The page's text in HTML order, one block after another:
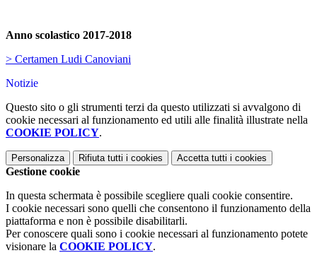
Anno scolastico 2017-2018
> Certamen Ludi Canoviani
Notizie
Questo sito o gli strumenti terzi da questo utilizzati si avvalgono di
cookie necessari al funzionamento ed utili alle finalità illustrate nella
COOKIE POLICY.
Personalizza Rifiuta tutti i cookies Accetta tutti i cookies
Gestione cookie
In questa schermata è possibile scegliere quali cookie consentire.
I cookie necessari sono quelli che consentono il funzionamento della
piattaforma e non è possibile disabilitarli.
Per conoscere quali sono i cookie necessari al funzionamento potete
visionare la COOKIE POLICY.